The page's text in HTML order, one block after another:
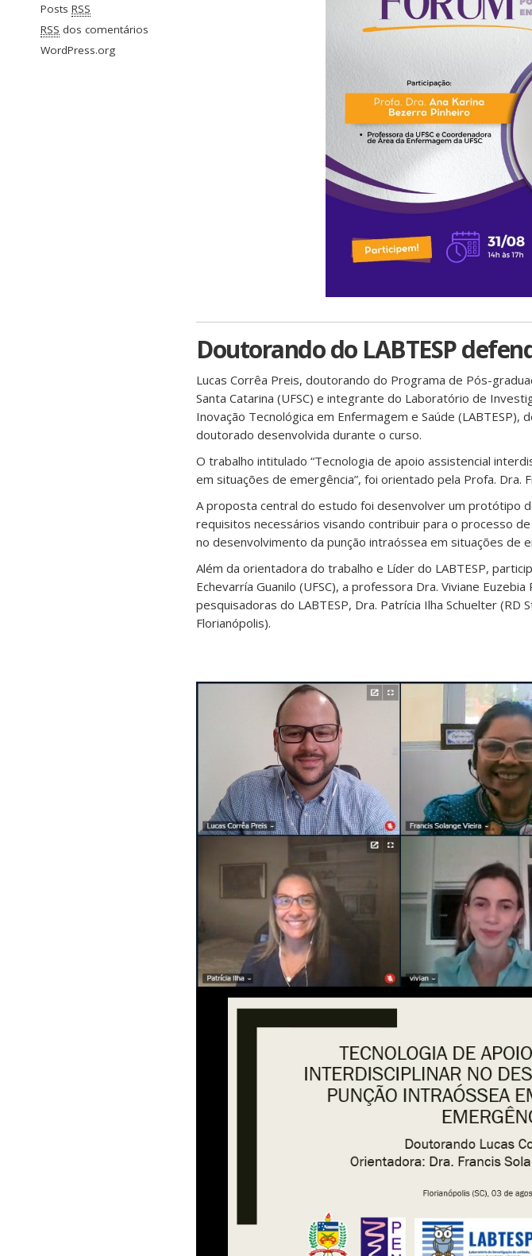
Posts RSS
RSS dos comentários
WordPress.org
Doutorando do LABTESP
Lucas Corrêa Preis, doutorando do Programa de Pós-
Santa Catarina (UFSC) e integrante do Laboratório de
Inovação Tecnológica em Enfermagem e Saúde
doutorado desenvolvida durante o curso.
O trabalho intitulado “Tecnologia de apoio assistencial
em situações de emergência”, foi orientado pela Profa. Dra.
A proposta central do estudo foi desenvolver um protótipo
requisitos necessários visando contribuir para o processo
no desenvolvimento da punção intraóssea em situações de
Além da orientadora do trabalho e Líder do LABTESP,
Echevarría Guanilo (UFSC), a professora Dra. Viviane
pesquisadoras do LABTESP, Dra. Patrícia Ilha Schuelter (RD
Florianópolis).